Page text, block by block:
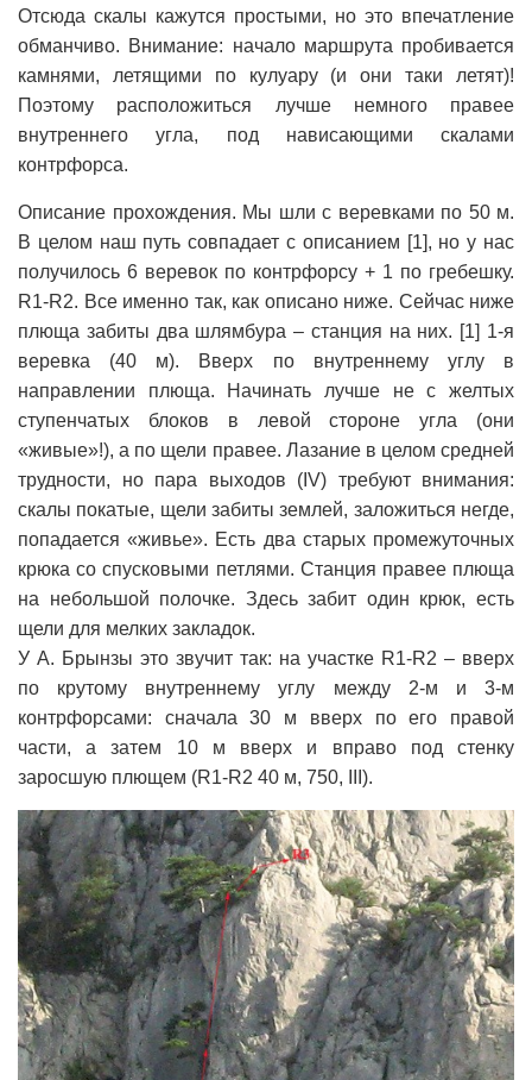
Отсюда скалы кажутся простыми, но это впечатление
обманчиво. Внимание: начало маршрута пробивается
камнями, летящими по кулуару (и они таки летят)!
Поэтому расположиться лучше немного правее
внутреннего угла, под нависающими скалами
контрфорса.
Описание прохождения. Мы шли с веревками по 50 м.
В целом наш путь совпадает с описанием [1], но у нас
получилось 6 веревок по контрфорсу + 1 по гребешку.
R1-R2. Все именно так, как описано ниже. Сейчас ниже
плюща забиты два шлямбура – станция на них. [1] 1-я
веревка (40 м). Вверх по внутреннему углу в
направлении плюща. Начинать лучше не с желтых
ступенчатых блоков в левой стороне угла (они
«живые»!), а по щели правее. Лазание в целом средней
трудности, но пара выходов (IV) требуют внимания:
скалы покатые, щели забиты землей, заложиться негде,
попадается «живье». Есть два старых промежуточных
крюка со спусковыми петлями. Станция правее плюща
на небольшой полочке. Здесь забит один крюк, есть
щели для мелких закладок.
У А. Брынзы это звучит так: на участке R1-R2 – вверх
по крутому внутреннему углу между 2-м и 3-м
контрфорсами: сначала 30 м вверх по его правой
части, а затем 10 м вверх и вправо под стенку
заросшую плющем (R1-R2 40 м, 750, III).